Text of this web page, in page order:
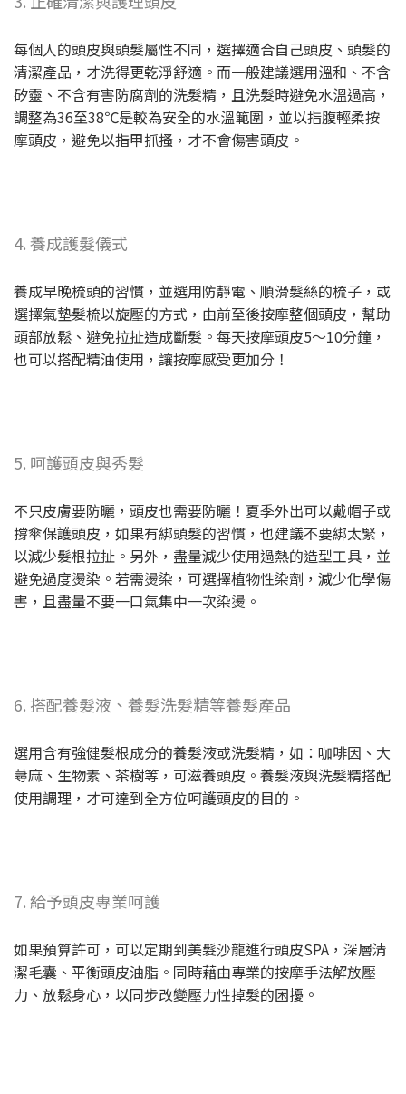
每個人的頭皮與頭髮屬性不同，選擇適合自己頭皮、頭髮的
清潔產品，才洗得更乾淨舒適。而一般建議選用溫和、不含
矽靈、不含有害防腐劑的洗髮精，且洗髮時避免水溫過高，
調整為36至38℃是較為安全的水溫範圍，並以指腹輕柔按
摩頭皮，避免以指甲抓搔，才不會傷害頭皮。
4. 養成護髮儀式
養成早晚梳頭的習慣，並選用防靜電、順滑髮絲的梳子，或
選擇氣墊髮梳以旋壓的方式，由前至後按摩整個頭皮，幫助
頭部放鬆、避免拉扯造成斷髮。每天按摩頭皮5～10分鐘，
也可以搭配精油使用，讓按摩感受更加分！
5. 呵護頭皮與秀髮
不只皮膚要防曬，頭皮也需要防曬！夏季外出可以戴帽子或
撐傘保護頭皮，如果有綁頭髮的習慣，也建議不要綁太緊，
以減少髮根拉扯。另外，盡量減少使用過熱的造型工具，並
避免過度燙染。若需燙染，可選擇植物性染劑，減少化學傷
害，且盡量不要一口氣集中一次染燙。
6. 搭配養髮液、養髮洗髮精等養髮產品
選用含有強健髮根成分的養髮液或洗髮精，如：咖啡因、大
蕁麻、生物素、茶樹等，可滋養頭皮。養髮液與洗髮精搭配
使用調理，才可達到全方位呵護頭皮的目的。
7. 給予頭皮專業呵護
如果預算許可，可以定期到美髮沙龍進行頭皮SPA，深層清
潔毛囊、平衡頭皮油脂。同時藉由專業的按摩手法解放壓
力、放鬆身心，以同步改變壓力性掉髮的困擾。